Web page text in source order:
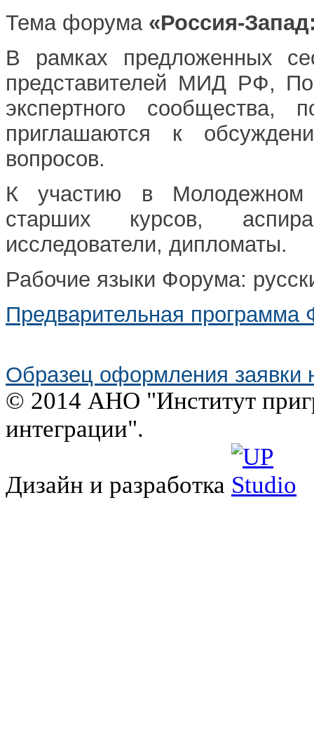
Тема форума «Россия-
В рамках предложенных
представителей МИД РФ,
экспертного сообщества,
приглашаются к
вопросов.
К участию в Молодежном
старших курсов,
исследователи, дипломаты.
Рабочие языки Форума:
Предварительная программа
Образец оформления заявки
© 2014 АНО "Институт
интеграции".
Дизайн и разработка